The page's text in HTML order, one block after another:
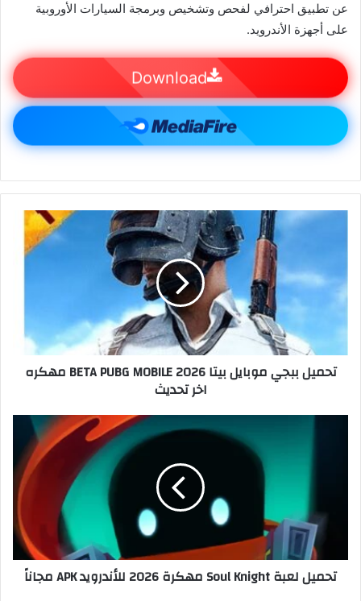
عن تطبيق احترافي لفحص وتشخيص وبرمجة السيارات الأوروبية
على أجهزة الأندرويد.
Download
تحميل ببجي موبايل بيتا 2026 BETA PUBG MOBILE مهكره
اخر تحديث
تحميل لعبة Soul Knight مهكرة 2026 للأندرويد APK مجاناً